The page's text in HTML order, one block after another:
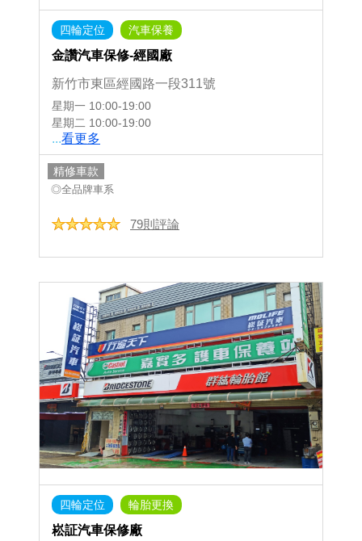
四輪定位 汽車保養
金讚汽車保修-經國廠
新竹市東區經國路一段311號
星期一 10:00-19:00
星期二 10:00-19:00
...看更多
精修車款
◎全品牌車系
79則評論
四輪定位 輪胎更換
崧証汽車保修廠